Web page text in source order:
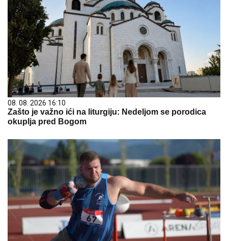
08. 08. 2026 16:10
Zašto je važno ići na liturgiju: Nedeljom se porodica
okuplja pred Bogom